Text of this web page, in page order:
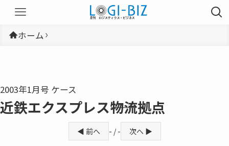
ホーム
2003年1月号 ケース
近鉄エクスプレス――物流拠点
◀ 前へ - / - 次へ ▶